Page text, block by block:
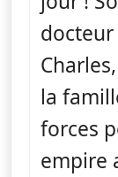
la
forces
empire